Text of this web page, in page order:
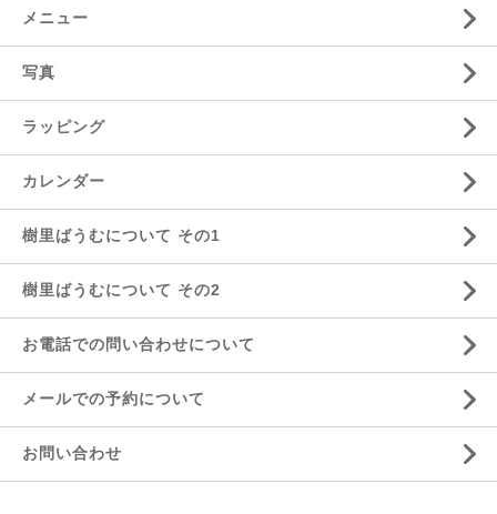
メニュー
写真
ラッピング
カレンダー
樹里ばうむについて その1
樹里ばうむについて その2
お電話での問い合わせについて
メールでの予約について
お問い合わせ